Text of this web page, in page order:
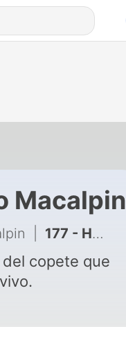
Macalpin
177 - Harfuch PRESIDENTE: Donald Trump ya tiene CANDIDATO
copete que